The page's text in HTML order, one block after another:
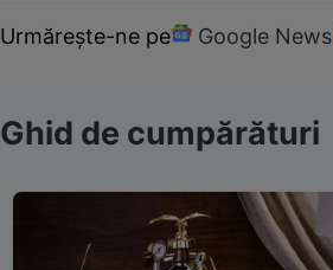
Urmărește-ne pe Google News
Ghid de cumpărături